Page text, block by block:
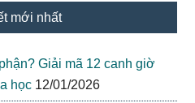
mới nhất
Giải mã 12 canh giờ
học 12/01/2026